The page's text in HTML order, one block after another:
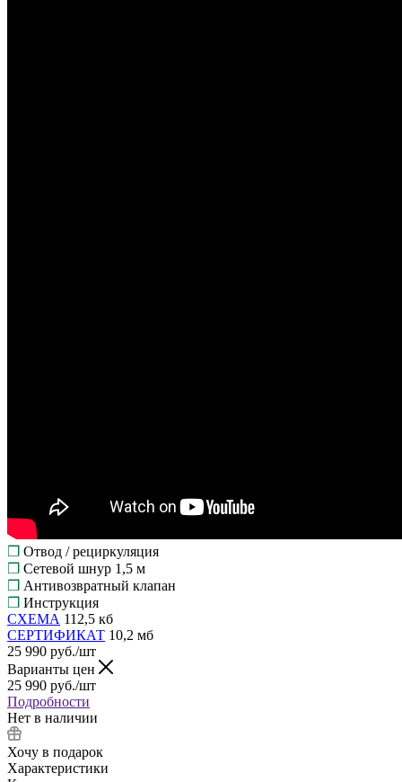
❒ Отвод / рециркуляция
❒ Сетевой шнур 1,5 м
❒ Антивозвратный клапан
❒ Инструкция
СХЕМА 112,5 кб
СЕРТИФИКАТ 10,2 мб
25 990 руб./шт
Варианты цен
25 990 руб./шт
Подробности
Нет в наличии
Хочу в подарок
Характеристики